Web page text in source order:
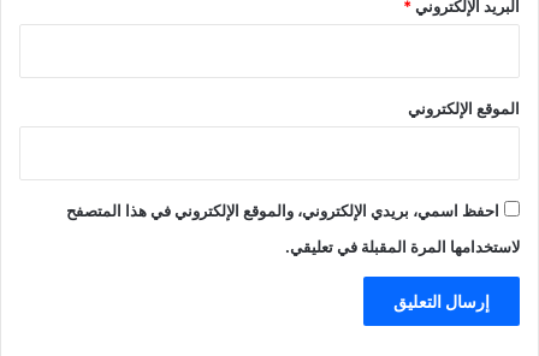
البريد الإلكتروني*
الموقع الإلكتروني
احفظ اسمي، بريدي الإلكتروني، والموقع الإلكتروني في هذا المتصفح
لاستخدامها المرة المقبلة في تعليقي.